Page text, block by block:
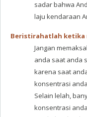
sadar bahwa
laju kendaraan
Beristirahatlah ketika
Jangan
anda saat anda
karena saat
konsentrasi
Selain lelah,
konsentrasi